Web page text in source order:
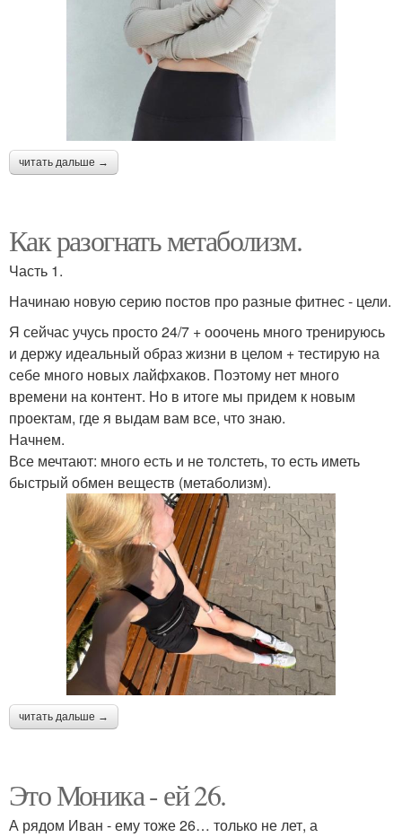
читать дальше →
Как разогнать метаболизм.
Часть 1.
Начинаю новую серию постов про разные фитнес - цели.
Я сейчас учусь просто 24/7 + ооочень много тренируюсь
и держу идеальный образ жизни в целом + тестирую на
себе много новых лайфхаков. Поэтому нет много
времени на контент. Но в итоге мы придем к новым
проектам, где я выдам вам все, что знаю.
Начнем.
Все мечтают: много есть и не толстеть, то есть иметь
быстрый обмен веществ (метаболизм).
читать дальше →
Это Моника - ей 26.
А рядом Иван - ему тоже 26… только не лет, а